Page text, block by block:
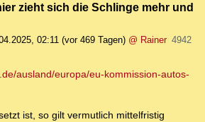
zieht sich die Schlinge mehr und
02:11 (vor 469 Tagen) @ Rainer 4942
ausland/europa/eu-kommission-autos-
ist, so gilt vermutlich mittelfristig